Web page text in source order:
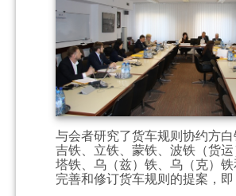
与会者研究了货车规则协约方白
吉铁、立铁、蒙铁、波铁（货运
塔铁、乌（兹）铁、乌（克）
完善和修订货车规则的提案，即